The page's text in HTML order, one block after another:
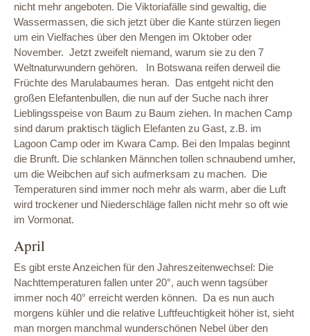
nicht mehr angeboten. Die Viktoriafälle sind gewaltig, die
Wassermassen, die sich jetzt über die Kante stürzen liegen
um ein Vielfaches über den Mengen im Oktober oder
November. Jetzt zweifelt niemand, warum sie zu den 7
Weltnaturwundern gehören. In Botswana reifen derweil die
Früchte des Marulabaumes heran. Das entgeht nicht den
großen Elefantenbullen, die nun auf der Suche nach ihrer
Lieblingsspeise von Baum zu Baum ziehen. In machen Camp
sind darum praktisch täglich Elefanten zu Gast, z.B. im
Lagoon Camp oder im Kwara Camp. Bei den Impalas beginnt
die Brunft. Die schlanken Männchen tollen schnaubend umher,
um die Weibchen auf sich aufmerksam zu machen. Die
Temperaturen sind immer noch mehr als warm, aber die Luft
wird trockener und Niederschläge fallen nicht mehr so oft wie
im Vormonat.
April
Es gibt erste Anzeichen für den Jahreszeitenwechsel: Die
Nachttemperaturen fallen unter 20°, auch wenn tagsüber
immer noch 40° erreicht werden können. Da es nun auch
morgens kühler und die relative Luftfeuchtigkeit höher ist, sieht
man morgen manchmal wunderschönen Nebel über den